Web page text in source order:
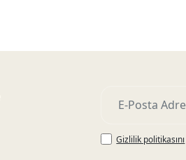
Gizlilik politikasını